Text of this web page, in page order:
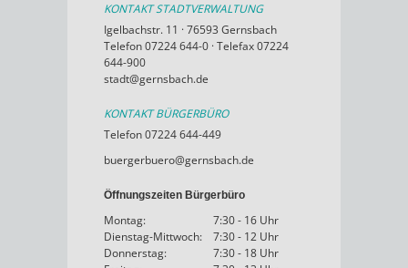
KONTAKT STADTVERWALTUNG
Igelbachstr. 11 · 76593 Gernsbach
Telefon 07224 644-0 · Telefax 07224
644-900
stadt@gernsbach.de
KONTAKT BÜRGERBÜRO
Telefon 07224 644-449
buergerbuero@gernsbach.de
Öffnungszeiten Bürgerbüro
Montag:
7:30 - 16 Uhr
Dienstag-Mittwoch:
7:30 - 12 Uhr
Donnerstag:
7:30 - 18 Uhr